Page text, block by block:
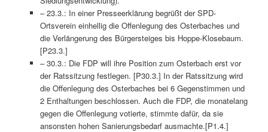
– 23.3.: In einer Presseerklärung begrüßt der SPD-
Ortsverein einhellig die Offenlegung des Osterbaches und
die Verlängerung des Bürgersteiges bis Hoppe-Klosebaum.
[P23.3.]
– 30.3.: Die FDP will ihre Position zum Osterbach erst vor
der Ratssitzung festlegen. [P30.3.] In der Ratssitzung wird
die Offenlegung des Osterbaches bei 6 Gegenstimmen und
2 Enthaltungen beschlossen. Auch die FDP, die monatelang
gegen die Offenlegung votierte, stimmte dafür, da sie
ansonsten hohen Sanierungsbedarf ausmachte.[P1.4.]